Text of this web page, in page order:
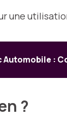
une
Automobile :
?